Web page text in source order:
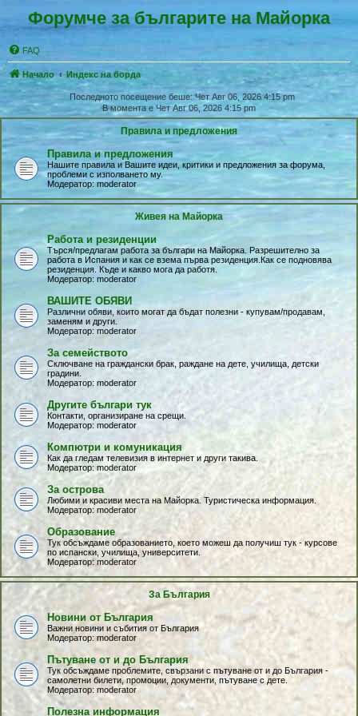
Форумче за българите на Майорка
FAQ
Начало Индекс на борда
Последното посещение беше: Чет Авг 06, 2026 4:15 pm
В момента е Чет Авг 06, 2026 4:15 pm
Правила и предложения
Правила и предложения
Нашите правила и Вашите идеи, критики и предложения за форума,
проблеми с изполването му.
Модератор: moderator
Живея на Майoрка
Работа и резиденции
Търся/предлагам работа за българи на Майорка. Разрешително за
работа в Испания и как се взема първа резиденция.Как се подновява
резиденция. Къде и какво мога да работя.
Модератор: moderator
ВАШИТЕ ОБЯВИ
Различни обяви, които могат да бъдат полезни - купувам/продавам,
заменям и други.
Модератор: moderator
За семейството
Сключване на граждански брак, раждане на дете, училища, детски
градини.
Модератор: moderator
Другите българи тук
Контакти, организиране на срещи.
Модератор: moderator
Компютри и комуникация
Как да гледам телевизия в интернет и други такива.
Модератор: moderator
За острова
Любими и красиви места на Майорка. Туристическа информация.
Модератор: moderator
Образование
Тук обсъждаме образованието, което можеш да получиш тук - курсове
по испански, училища, университети.
Модератор: moderator
За България
Новини от България
Важни новини и събития от България
Модератор: moderator
Пътуване от и до България
Тук обсъждаме проблемите, свързани с пътуване от и до България -
самолетни билети, промоции, документи, пътуване с дете.
Модератор: moderator
Полезна информация